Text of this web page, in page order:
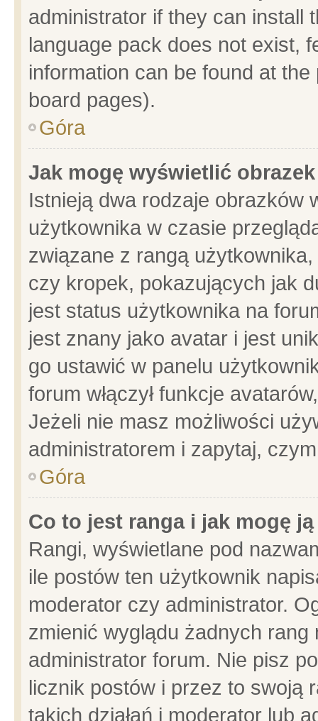
administrator if they can install
language pack does not exist,
information can be found at
board pages).
Góra
Jak mogę wyświetlić
Istnieją dwa rodzaje obrazków
użytkownika w czasie
związane z rangą
czy kropek, pokazujących jak
jest status użytkownika na
jest znany jako avatar i jest
go ustawić w panelu
forum włączył funkcje
Jeżeli nie masz możliwości
administratorem i zapytaj,
Góra
Co to jest ranga i jak mogę
Rangi, wyświetlane pod
ile postów ten użytkownik
moderator czy administrator.
zmienić wyglądu żadnych
administrator forum. Nie pisz
licznik postów i przez to swoją
takich działań i moderator lub